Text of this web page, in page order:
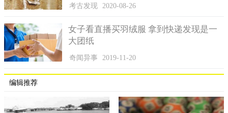
另外，Ford的车漆样品也经过许多测试，其中包含以紫外线
连续照射6000小时(也就是250天)，模拟地球上日照时数最长的地
区连续5年的环境，也会通过低温、高盐度、高湿度等极端环境的
测试，确保车漆能抵抗更严酷的侵蚀。
考古发现 2020-08-26
女子看直播买羽绒服 拿到快递发现是一
大团纸
奇闻异事 2019-11-20
编辑推荐